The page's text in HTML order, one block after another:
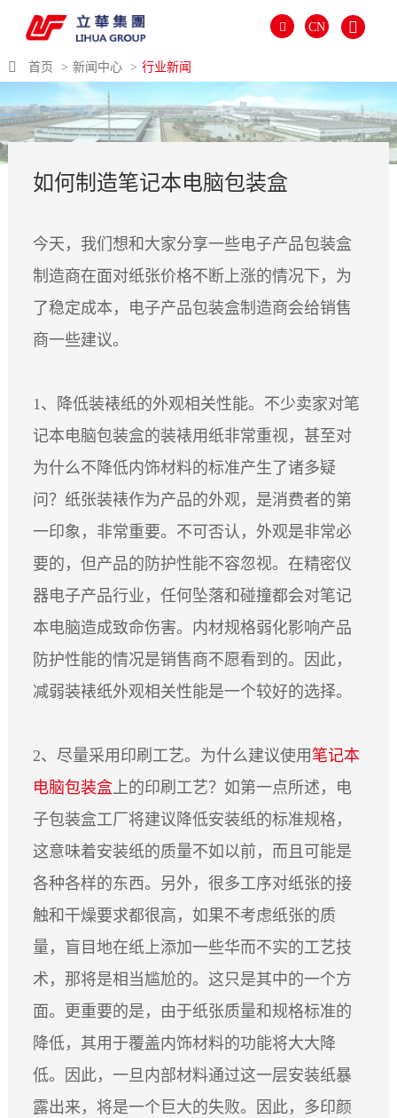
CN
ITALIANO
FRANÇAIS
글로벌
日本語
ENGLISH
首页 新闻中心 行业新闻
如何制造笔记本电脑包装盒
今天，我们想和大家分享一些电子产品包装盒
制造商在面对纸张价格不断上涨的情况下，为
了稳定成本，电子产品包装盒制造商会给销售
商一些建议。
1、降低装裱纸的外观相关性能。不少卖家对笔
记本电脑包装盒的装裱用纸非常重视，甚至对
为什么不降低内饰材料的标准产生了诸多疑
问？纸张装裱作为产品的外观，是消费者的第
一印象，非常重要。不可否认，外观是非常必
要的，但产品的防护性能不容忽视。在精密仪
器电子产品行业，任何坠落和碰撞都会对笔记
本电脑造成致命伤害。内材规格弱化影响产品
防护性能的情况是销售商不愿看到的。因此，
减弱装裱纸外观相关性能是一个较好的选择。
2、尽量采用印刷工艺。为什么建议使用笔记本
电脑包装盒上的印刷工艺？如第一点所述，电
子包装盒工厂将建议降低安装纸的标准规格，
这意味着安装纸的质量不如以前，而且可能是
各种各样的东西。另外，很多工序对纸张的接
触和干燥要求都很高，如果不考虑纸张的质
量，盲目地在纸上添加一些华而不实的工艺技
术，那将是相当尴尬的。这只是其中的一个方
面。更重要的是，由于纸张质量和规格标准的
降低，其用于覆盖内饰材料的功能将大大降
低。因此，一旦内部材料通过这一层安装纸暴
露出来，将是一个巨大的失败。因此，多印颜